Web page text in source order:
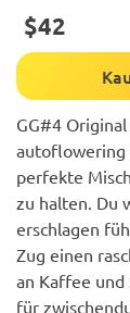
$42
GG#4
autoflowering
perfekte
zu halten. Du
erschlagen
Zug einen
an Kaffee und
für